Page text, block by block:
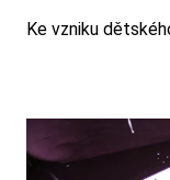
Ke vzniku